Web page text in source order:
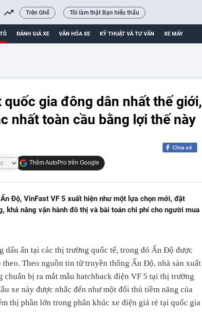
Trên Ghế Tôi làm thật Bạn hiểu thấu
ĐÁNH GIÁ XE VĂN HÓA XE KỸ THUẬT VÀ TƯ VẤN XE MÁY
quốc gia đông dân nhất thế giới,
nhất toàn cầu bằng lợi thế này
Chia sẻ
Thêm AutoPro trên Google
Độ, VinFast VF 5 xuất hiện như một lựa chọn mới, đặt
khả năng vận hành đô thị và bài toán chi phí cho người mua
dấu ấn tại các thị trường quốc tế, trong đó Ấn Độ được
Theo nguồn tin từ truyền thông Ấn Độ, nhà sản xuất
chuẩn bị ra mắt mẫu hatchback điện VF 5 tại thị trường
xe này được nhắc đến như một đối thủ tiềm năng của
thị phần lớn trong phân khúc xe điện giá rẻ tại quốc gia